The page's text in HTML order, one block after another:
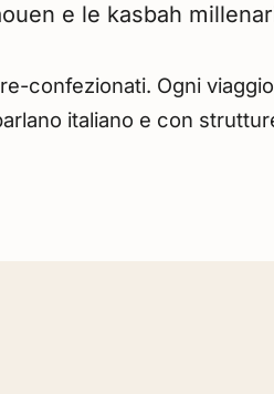
e le kasbah
confezionati. Ogni
italiano e con